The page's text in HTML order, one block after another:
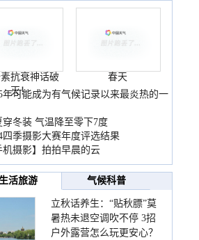
抗衰神话破
灭！
春天
年可能成为有气候记录以来最炎热的一
穿冬装 气温降至零下7度
四季摄影大赛年度评选结果
机摄影】拍拍早晨的云
活旅游 气候科普
立秋话养生：“贴秋膘”莫
着急 先清暑再防燥
暑热未退空调吹不停 3招
护住肩颈不酸痛
户外露营怎么玩更安心？